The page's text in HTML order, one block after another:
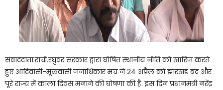
संवाददाता.रांची.रघुवर सरकार द्वारा घोषित स्थानीय नीति को खारिज करते
हुए आदिवासी-मूलवासी जनाधिकार मंच ने 24 अप्रैल को झारखंड बंद और
पूरे राज्य में काला दिवस मनाने की घोषणा की है. इस दिन प्रधानमंत्री नरेंद्र